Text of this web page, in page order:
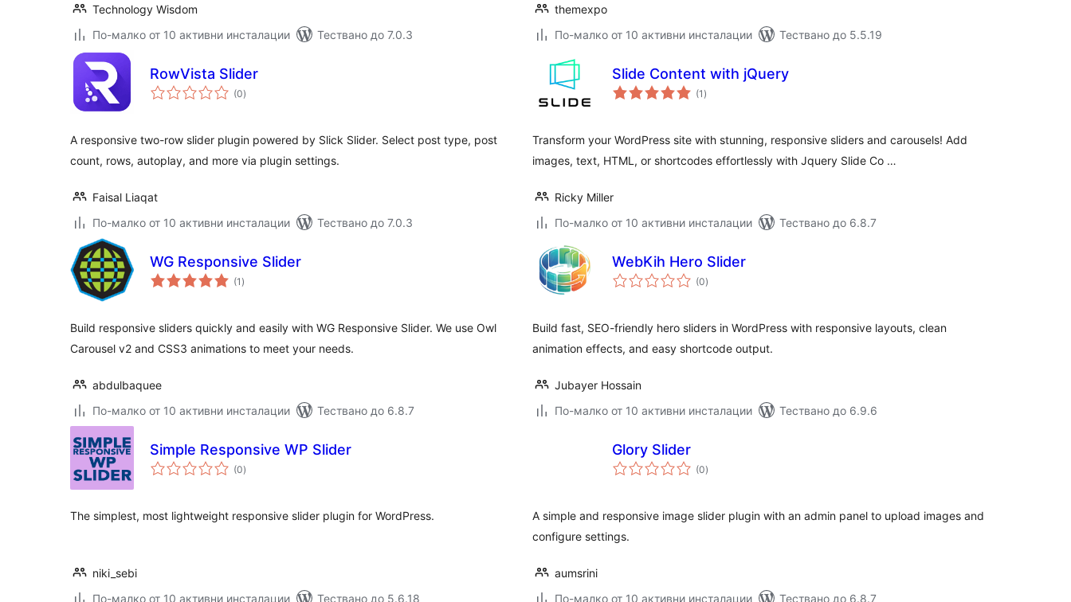
Technology Wisdom
По-малко от 10 активни инсталации
Тествано до 7.0.3
themexpo
По-малко от 10 активни инсталации
Тествано до 5.5.19
RowVista Slider
(0общо
оценки
)
A responsive two-row slider plugin powered by Slick Slider. Select post type, post
count, rows, autoplay, and more via plugin settings.
Faisal Liaqat
По-малко от 10 активни инсталации
Тествано до 7.0.3
Slide Content with jQuery
(1 общо
оценки
)
Transform your WordPress site with stunning, responsive sliders and carousels! Add
images, text, HTML, or shortcodes effortlessly with Jquery Slide Co …
Ricky Miller
По-малко от 10 активни инсталации
Тествано до 6.8.7
WG Responsive Slider
(1 общо
оценки
)
Build responsive sliders quickly and easily with WG Responsive Slider. We use Owl
Carousel v2 and CSS3 animations to meet your needs.
abdulbaquee
По-малко от 10 активни инсталации
Тествано до 6.8.7
WebKih Hero Slider
(0общо
оценки
)
Build fast, SEO-friendly hero sliders in WordPress with responsive layouts, clean
animation effects, and easy shortcode output.
Jubayer Hossain
По-малко от 10 активни инсталации
Тествано до 6.9.6
Simple Responsive WP Slider
(0общо
оценки
)
The simplest, most lightweight responsive slider plugin for WordPress.
niki_sebi
По-малко от 10 активни инсталации
Тествано до 5.6.18
Glory Slider
(0общо
оценки
)
A simple and responsive image slider plugin with an admin panel to upload images and
configure settings.
aumsrini
По-малко от 10 активни инсталации
Тествано до 6.8.7